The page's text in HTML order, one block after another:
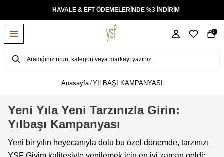
TÜM ÜRÜNLERDE ÜCRETSİZ KARGO
0
Anasayfa YILBAŞI KAMPANYASI
Yeni Yıla Yeni Tarzınızla Girin:
Yılbaşı Kampanyası
Yeni bir yılın heyecanıyla dolu bu özel dönemde, tarzınızı